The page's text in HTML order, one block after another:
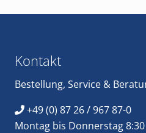
Kontakt
Bestellung, Service &
+49 (0) 87 26 / 967 87-0
Montag bis Donnerstag 8:30